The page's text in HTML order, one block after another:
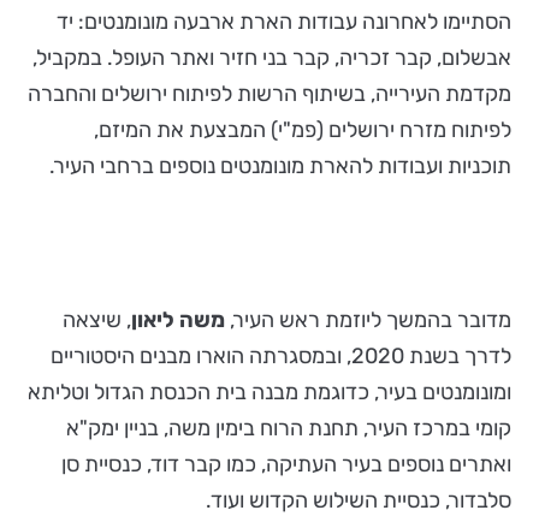
הסתיימו לאחרונה עבודות הארת ארבעה מונומנטים: יד
אבשלום, קבר זכריה, קבר בני חזיר ואתר העופל. במקביל,
מקדמת העירייה, בשיתוף הרשות לפיתוח ירושלים והחברה
לפיתוח מזרח ירושלים (פמ"י) המבצעת את המיזם,
תוכניות ועבודות להארת מונומנטים נוספים ברחבי העיר.
מדובר בהמשך ליוזמת ראש העיר, משה ליאון, שיצאה
לדרך בשנת 2020, ובמסגרתה הוארו מבנים היסטוריים
ומונומנטים בעיר, כדוגמת מבנה בית הכנסת הגדול וטליתא
קומי במרכז העיר, תחנת הרוח בימין משה, בניין ימק"א
ואתרים נוספים בעיר העתיקה, כמו קבר דוד, כנסיית סן
סלבדור, כנסיית השילוש הקדוש ועוד.